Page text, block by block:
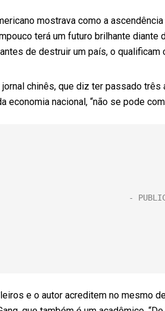
mostrava como a
terá um futuro brilhante
de destruir um país, o qualificam
chinês, que diz ter passado
economia nacional, “não se pode
e o autor acreditem no mesmo